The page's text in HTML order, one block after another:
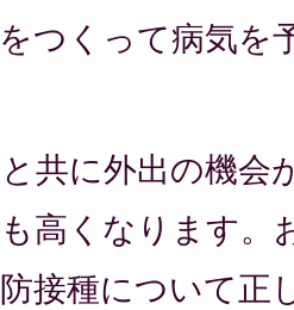
つくって病気を
共に外出の機会
高くなります。
接種について正